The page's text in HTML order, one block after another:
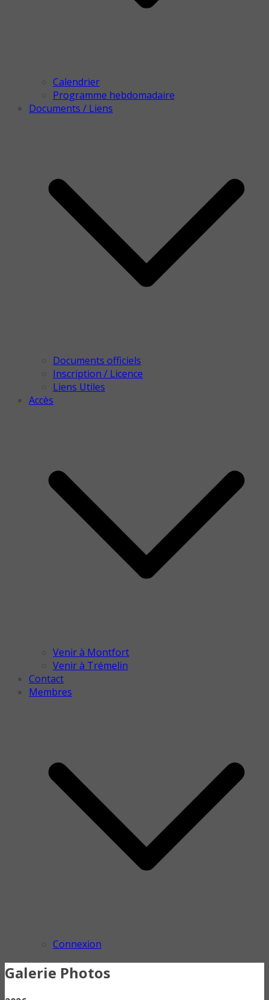
Calendrier
Programme hebdomadaire
Documents / Liens
Documents officiels
Inscription / Licence
Liens Utiles
Accès
Venir à Montfort
Venir à Trémelin
Contact
Membres
Connexion
Galerie Photos